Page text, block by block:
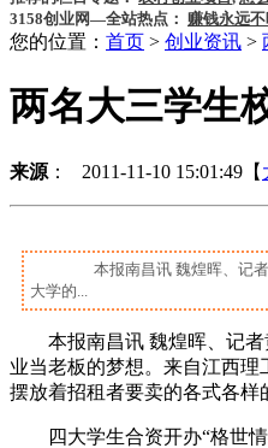
3158创业网—全站热点： 赚钱永远
您的位置： 首页 > 创业资讯 >
两名大三学生
来源 ： 2011-11-10 15:01:49【
本报南昌讯 魏煌晖、记者
大学的...
本报南昌讯 魏煌晖、记者黄
业当老板的梦想。来自江西
摆放着招租者要卖的各式各样
四大学生合资开办“格世情